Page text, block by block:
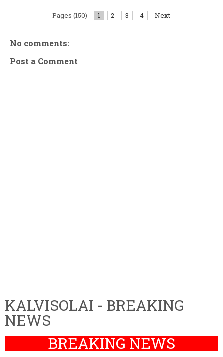
Pages (150) 1 2 3 4 Next
No comments:
Post a Comment
KALVISOLAI - BREAKING
NEWS
BREAKING NEWS